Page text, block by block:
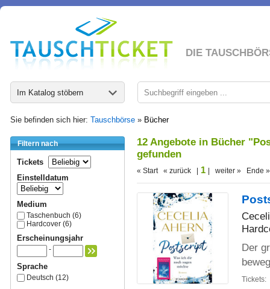
DIE
Im Katalog stöbern
Sie befinden sich hier: Tauschbörse » Bücher
Filtern nach
Tickets
Einstelldatum
Medium
Taschenbuch (6)
Hardcover (6)
Erscheinungsjahr
-
Sprache
Deutsch (12)
12 Angebote in Bücher
gefunden
« Start « zurück | 1 | weiter » Ende »
Der
Tickets: